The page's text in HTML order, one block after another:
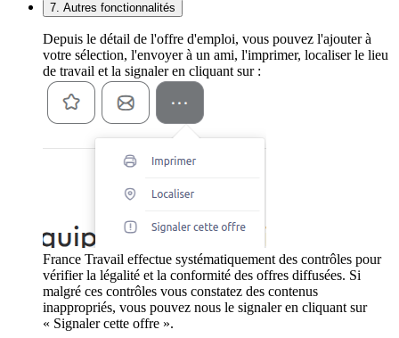
7. Autres fonctionnalités
Depuis le détail de l'offre d'emploi, vous pouvez l'ajouter à
votre sélection, l'envoyer à un ami, l'imprimer, localiser le lieu
de travail et la signaler en cliquant sur :
France Travail effectue systématiquement des contrôles pour
vérifier la légalité et la conformité des offres diffusées. Si
malgré ces contrôles vous constatez des contenus
inappropriés, vous pouvez nous le signaler en cliquant sur
« Signaler cette offre ».